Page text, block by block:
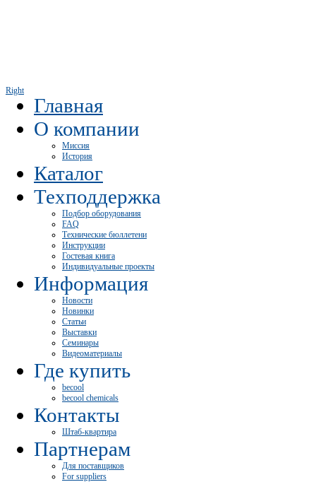
Right
Главная
О компании
Миссия
История
Каталог
Техподдержка
Подбор оборудования
FAQ
Технические бюллетени
Инструкции
Гостевая книга
Индивидуальные проекты
Информация
Новости
Новинки
Статьи
Выставки
Семинары
Видеоматериалы
Где купить
becool
becool chemicals
Контакты
Штаб-квартира
Партнерам
Для поставщиков
For suppliers